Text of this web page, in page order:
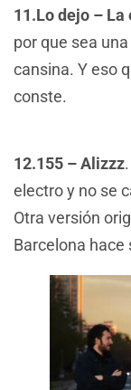
11.Lo dejo – La
por que sea
cansina. Y eso
conste.
12.155 – Alizzz
electro y no se
Otra versión
Barcelona hace